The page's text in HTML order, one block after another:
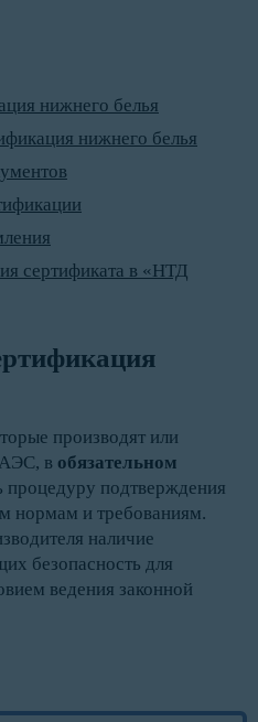
нижнего белья
нижнего белья
сертификата в «НТД
производят или
в обязательном
процедуру подтверждения
нормам и требованиям.
наличие
безопасность для
ведения законной